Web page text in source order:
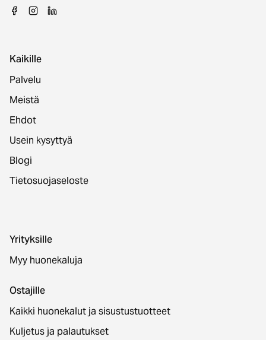
Kaikille
Palvelu
Meistä
Ehdot
Usein kysyttyä
Blogi
Tietosuojaseloste
Yrityksille
Myy huonekaluja
Ostajille
Kaikki huonekalut ja sisustustuotteet
Kuljetus ja palautukset